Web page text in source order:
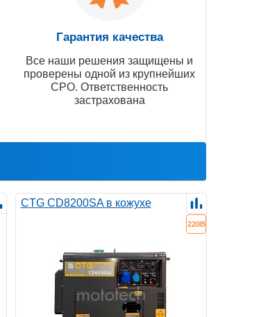
Гарантия качества
Все наши решения защищены и
проверены одной из крупнейших
СРО. Ответственность
застрахована
CTG CD8200SA в кожухе
220В